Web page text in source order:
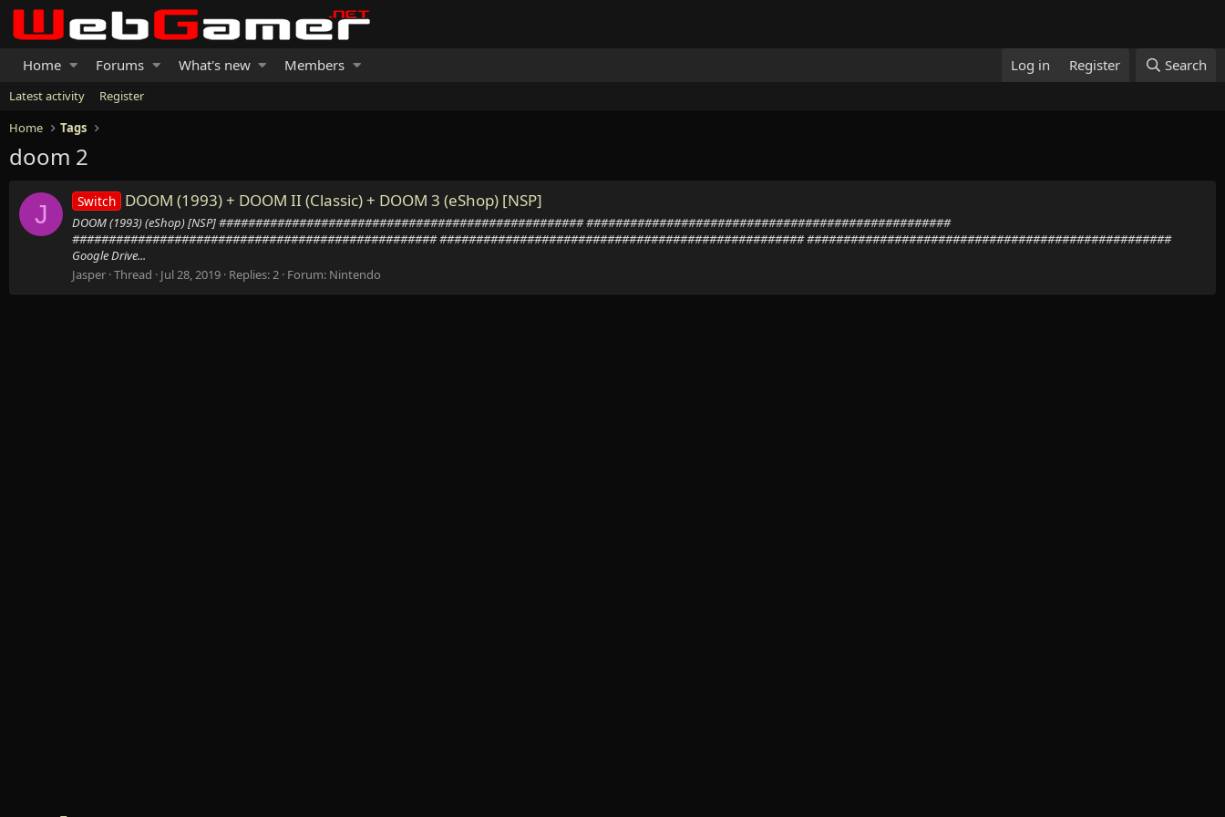
Home Forums What's new Members Log in Register Search
Latest activity
Register
Home
Tags
doom 2
J Switch DOOM (1993) + DOOM II (Classic) + DOOM 3 (eShop) [NSP]
DOOM (1993) (eShop) [NSP] ################################################## ##################################################
################################################## ################################################## ##################################################
Google Drive...
Jasper Thread Jul 28, 2019 Replies: 2 Forum: Nintendo